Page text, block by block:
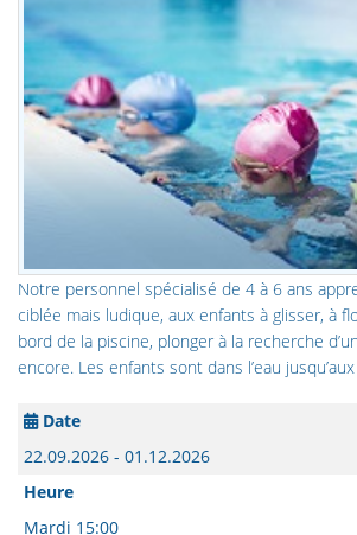
Notre personnel spécialisé de 4 à 6 ans
ciblée mais ludique, aux enfants à glisser, à
bord de la piscine, plonger à la recherche
encore. Les enfants sont dans l’eau
Date
22.09.2026 - 01.12.2026
Heure
Mardi 15:00